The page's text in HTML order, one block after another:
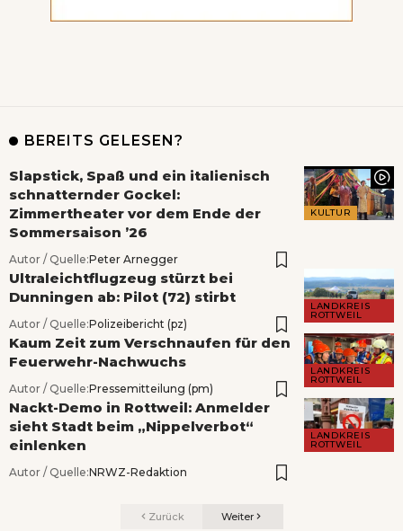
BEREITS GELESEN?
KULTUR
Slapstick, Spaß und ein italienisch
schnatternder Gockel:
Zimmertheater vor dem Ende der
Sommersaison ’26
Autor / Quelle:Peter Arnegger
LANDKREIS
ROTTWEIL
Ultraleichtflugzeug stürzt bei
Dunningen ab: Pilot (72) stirbt
Autor / Quelle:Polizeibericht (pz)
LANDKREIS
ROTTWEIL
Kaum Zeit zum Verschnaufen für den
Feuerwehr-Nachwuchs
Autor / Quelle:Pressemitteilung (pm)
LANDKREIS
ROTTWEIL
Nackt-Demo in Rottweil: Anmelder
sieht Stadt beim „Nippelverbot“
einlenken
Autor / Quelle:NRWZ-Redaktion
Zurück Weiter